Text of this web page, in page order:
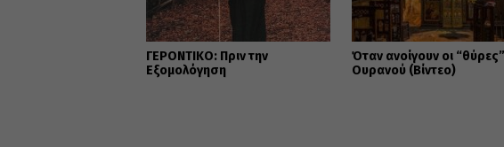
ΓΕΡΟΝΤΙΚΟ: Πριν την
Εξομολόγηση
Όταν ανοίγουν οι
Ουρανού (Βίντεο)